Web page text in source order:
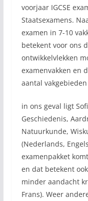
voorjaar IGCSE
Staatsexamens.
examen in 7-10
betekent voor ons
ontwikkelvlekken
examenvakken en
aantal
in ons geval ligt
Geschiedenis,
Natuurkunde,
(Nederlands,
examenpakket
en dat betekent
minder aandacht
Frans). Weer